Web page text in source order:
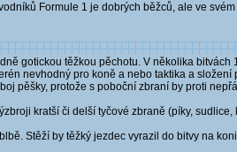
Formule 1 je dobrých běžců, ale ve
gotickou těžkou pěchotu. V několika bitvách
nevhodný pro koně a nebo taktika a
pěšky, protože s poboční zbraní by proti
kratší či delší tyčové zbraně (píky,
Stěží by těžký jezdec vyrazil do bitvy na